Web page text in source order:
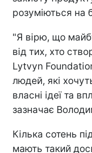
розуміються на
"Я вірю, що
від тих, хто
Lytvyn
людей, які
власні ідеї та
зазначає
Кілька сотень
мають такий